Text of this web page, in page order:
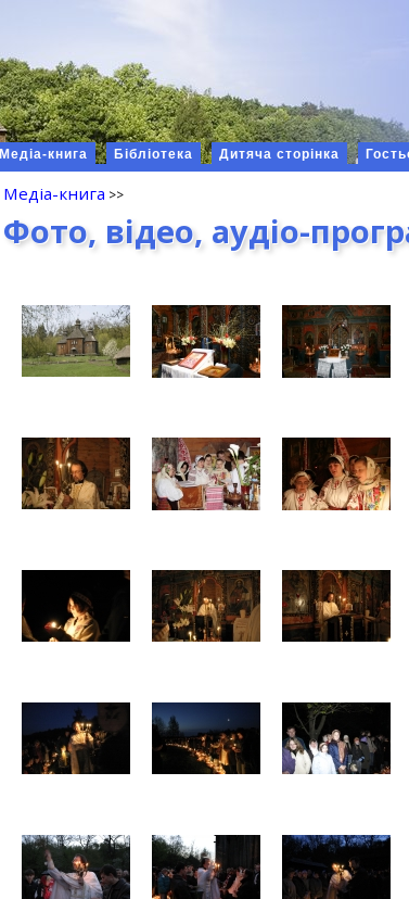
Медіа-книга Бібліотека Дитяча сторінка
Медіа-книга
Фото, відео, аудіо-